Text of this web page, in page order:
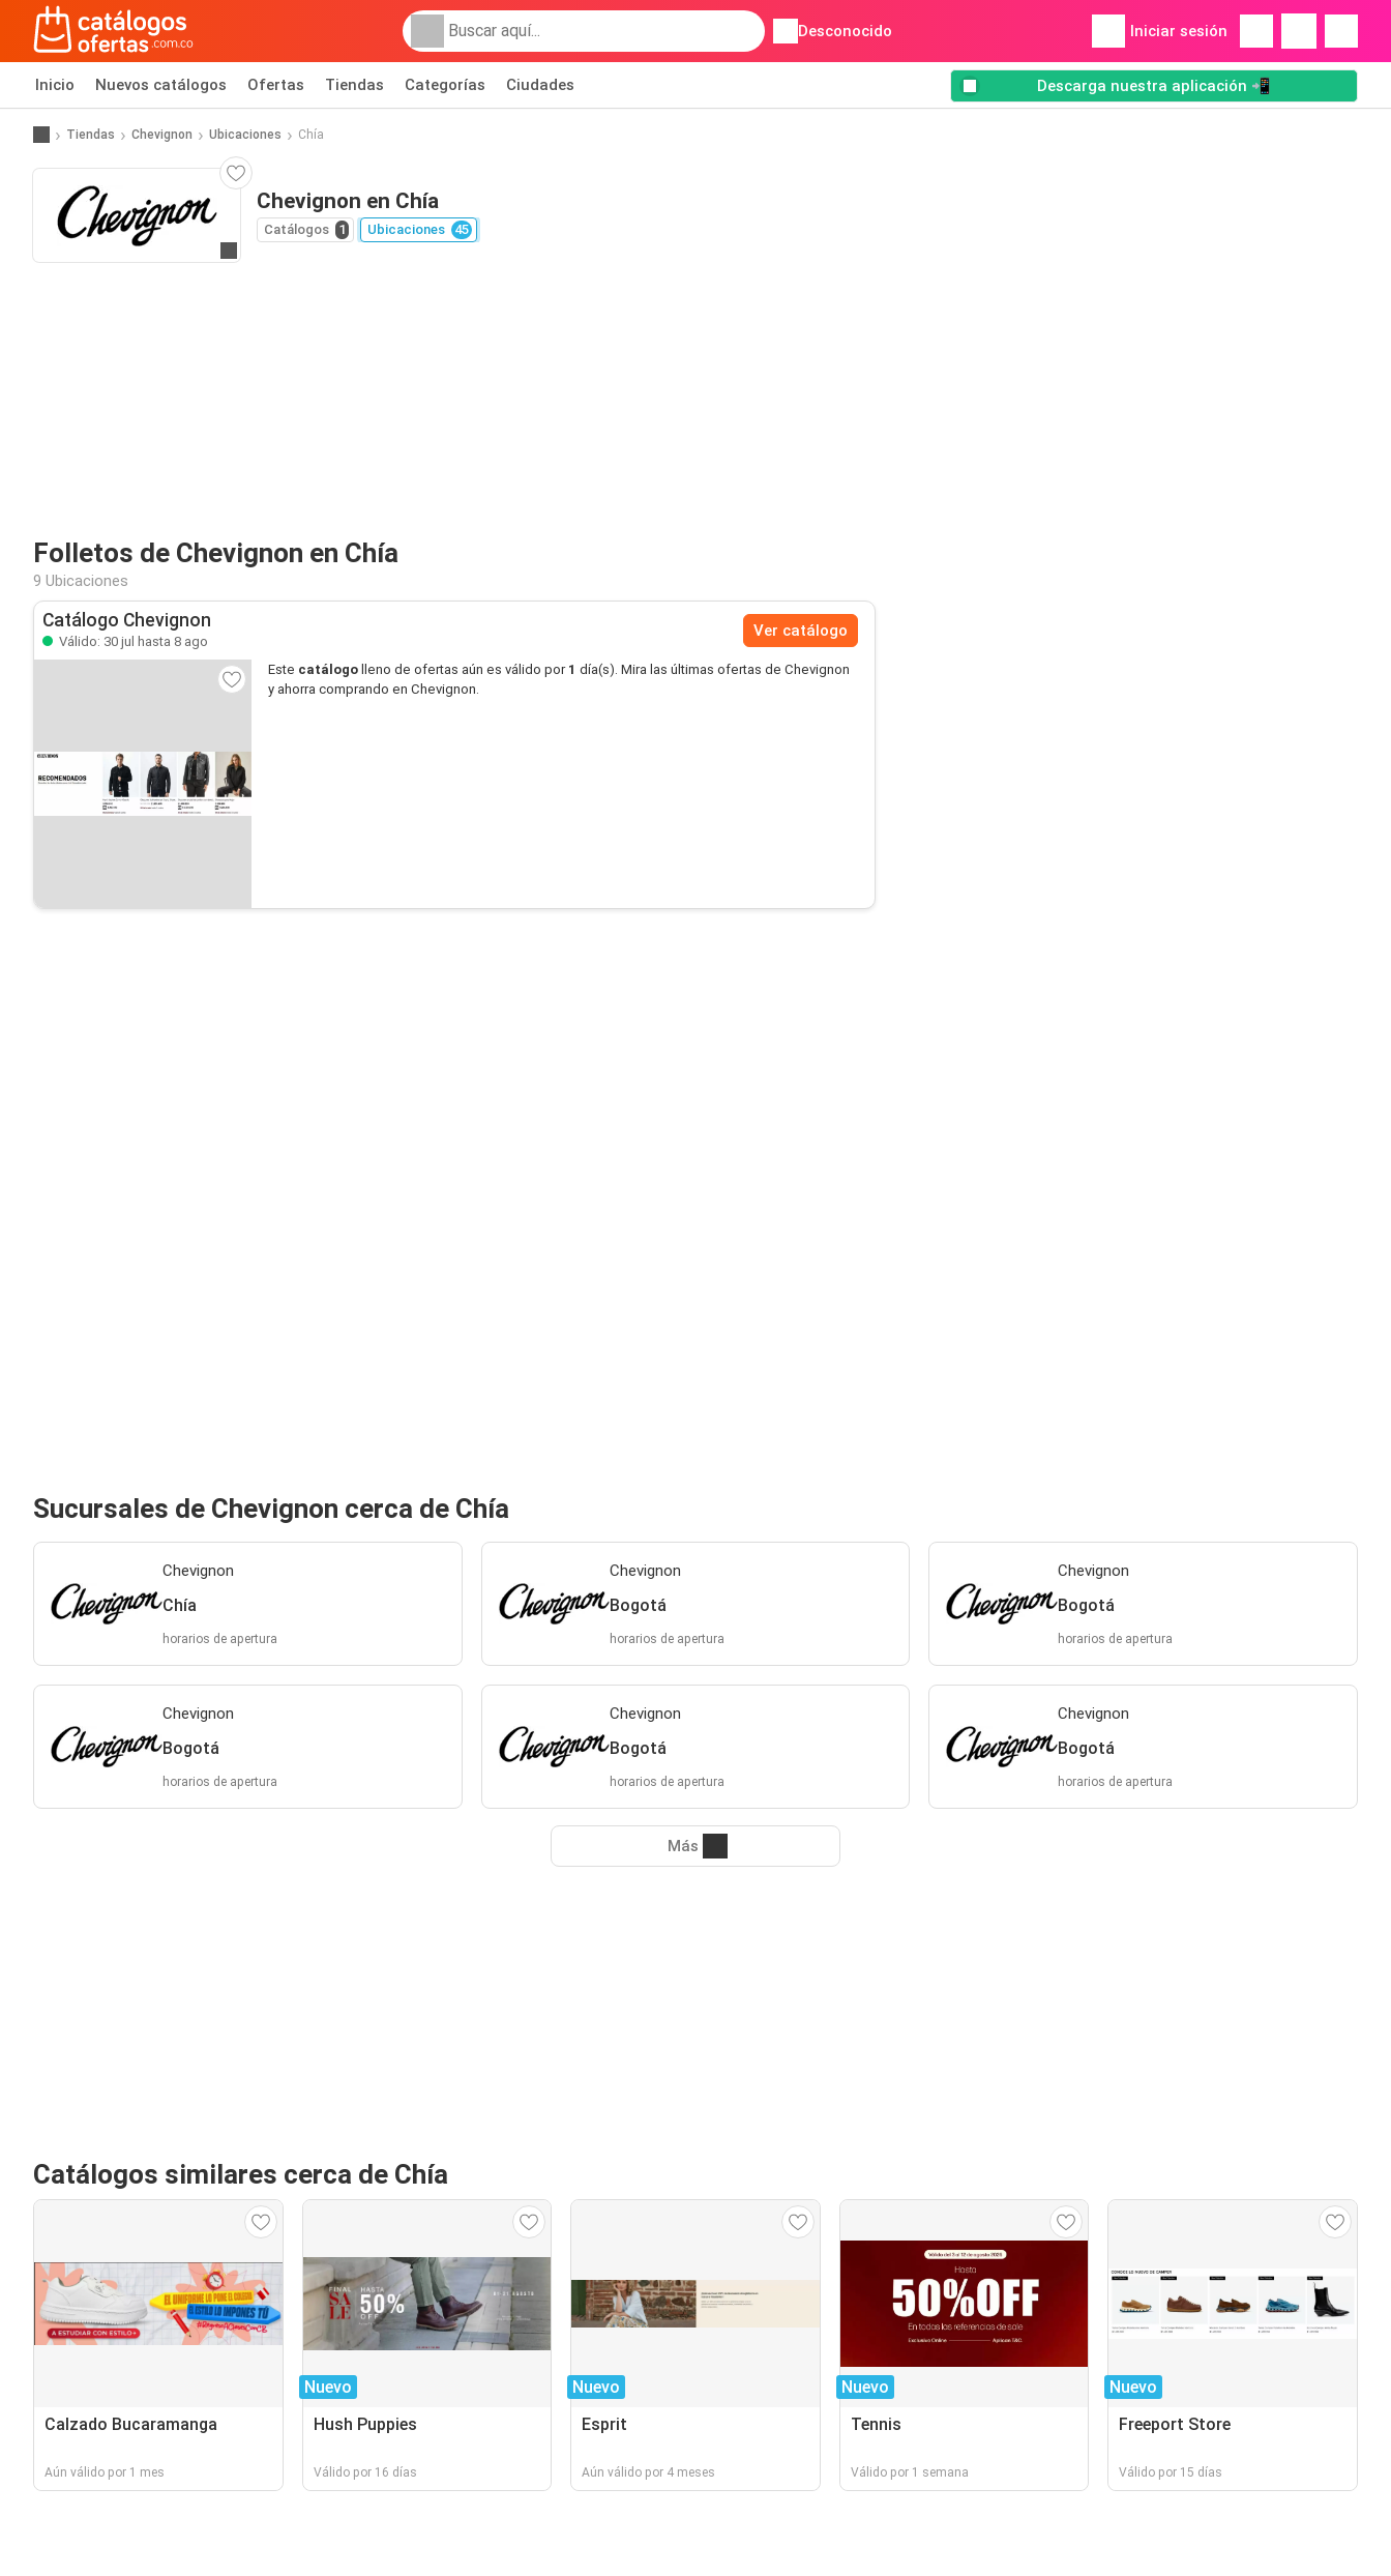
Desconocido Iniciar sesión
Inicio Nuevos catálogos Ofertas Tiendas Categorías Ciudades Descarga nuestra aplicación 📲
Tiendas Chevignon Ubicaciones Chía
Chevignon en Chía
Catálogos 1 Ubicaciones 45
Folletos de Chevignon en Chía
9 Ubicaciones
Catálogo Chevignon
Válido: 30 jul hasta 8 ago
Ver catálogo
Este catálogo lleno de ofertas aún es válido por 1 día(s). Mira las últimas ofertas de Chevignon
y ahorra comprando en Chevignon.
Sucursales de Chevignon cerca de Chía
Chevignon
Chía
horarios de apertura
Chevignon
Bogotá
horarios de apertura
Chevignon
Bogotá
horarios de apertura
Chevignon
Bogotá
horarios de apertura
Chevignon
Bogotá
horarios de apertura
Chevignon
Bogotá
horarios de apertura
Más
Catálogos similares cerca de Chía
Calzado Bucaramanga
Aún válido por 1 mes
Nuevo
Hush Puppies
Válido por 16 días
Nuevo
Esprit
Aún válido por 4 meses
Nuevo
Tennis
Válido por 1 semana
Nuevo
Freeport Store
Válido por 15 días